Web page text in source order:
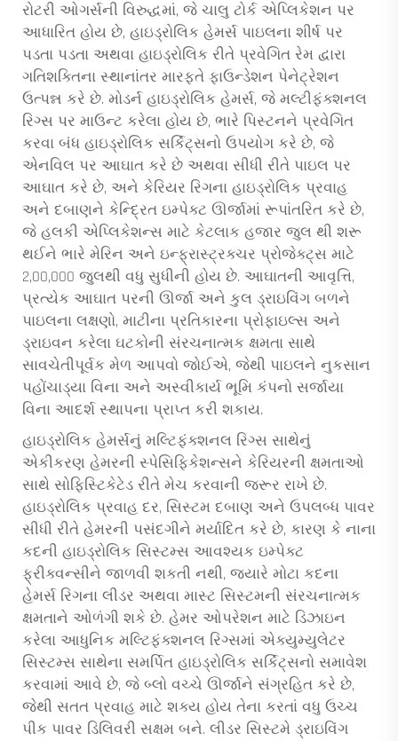
રોટરી ઓગર્સની વિરુદ્ધમાં, જે ચાલુ ટોર્ક એપ્લિકેશન પર
આધારિત હોય છે, હાઇડ્રોલિક હેમર્સ પાઇલના શીર્ષ પર
પડતા પડતા અથવા હાઇડ્રોલિક રીતે પ્રવેગિત રેમ દ્વારા
ગતિશક્તિના સ્થાનાંતર મારફતે ફાઉન્ડેશન પેનેટ્રેશન
ઉત્પન્ન કરે છે. મોડર્ન હાઇડ્રોલિક હેમર્સ, જે મલ્ટીફંક્શનલ
રિગ્સ પર માઉન્ટ કરેલા હોય છે, ભારે પિસ્ટનને પ્રવેગિત
કરવા બંધ હાઇડ્રોલિક સર્કિટ્સનો ઉપયોગ કરે છે, જે
એનવિલ પર આઘાત કરે છે અથવા સીધી રીતે પાઇલ પર
આઘાત કરે છે, અને કેરિયર રિગના હાઇડ્રોલિક પ્રવાહ
અને દબાણને કેન્દ્રિત ઇમ્પેક્ટ ઊર્જામાં રૂપાંતરિત કરે છે,
જે હલકી એપ્લિકેશન્સ માટે કેટલાક હજાર જુલ થી શરૂ
થઈને ભારે મેરિન અને ઇન્ફ્રાસ્ટ્રક્ચર પ્રોજેક્ટ્સ માટે
2,00,000 જુલથી વધુ સુધીની હોય છે. આઘાતની આવૃત્તિ,
પ્રત્યેક આઘાત પરની ઊર્જા અને કુલ ડ્રાઇવિંગ બળને
પાઇલના લક્ષણો, માટીના પ્રતિકારના પ્રોફાઇલ્સ અને
ડ્રાઇવન કરેલા ઘટકોની સંરચનાત્મક ક્ષમતા સાથે
સાવચેતીપૂર્વક મેળ આપવો જોઈએ, જેથી પાઇલને નુકસાન
પહોંચાડ્યા વિના અને અસ્વીકાર્ય ભૂમિ કંપનો સર્જાયા
વિના આદર્શ સ્થાપના પ્રાપ્ત કરી શકાય.
હાઇડ્રોલિક હેમર્સનું મલ્ટિફંક્શનલ રિગ્સ સાથેનું
એકીકરણ હેમરની સ્પેસિફિકેશન્સને કેરિયરની ક્ષમતાઓ
સાથે સોફિસ્ટિકેટેડ રીતે મેચ કરવાની જરૂર રાખે છે.
હાઇડ્રોલિક પ્રવાહ દર, સિસ્ટમ દબાણ અને ઉપલબ્ધ પાવર
સીધી રીતે હેમરની પસંદગીને મર્યાદિત કરે છે, કારણ કે નાના
કદની હાઇડ્રોલિક સિસ્ટમ્સ આવશ્યક ઇમ્પેક્ટ
ફ્રીક્વન્સીને જાળવી શકતી નથી, જ્યારે મોટા કદના
હેમર્સ રિગના લીડર અથવા માસ્ટ સિસ્ટમની સંરચનાત્મક
ક્ષમતાને ઓળંગી શકે છે. હેમર ઓપરેશન માટે ડિઝાઇન
કરેલા આધુનિક મલ્ટિફંક્શનલ રિગ્સમાં એક્યુમ્યુલેટર
સિસ્ટમ્સ સાથેના સમર્પિત હાઇડ્રોલિક સર્કિટ્સનો સમાવેશ
કરવામાં આવે છે, જે બ્લો વચ્ચે ઊર્જાને સંગ્રહિત કરે છે,
જેથી સતત પ્રવાહ માટે શક્ય હોય તેના કરતાં વધુ ઉચ્ચ
પીક પાવર ડિલિવરી સક્ષમ બને. લીડર સિસ્ટમે ડ્રાઇવિંગ